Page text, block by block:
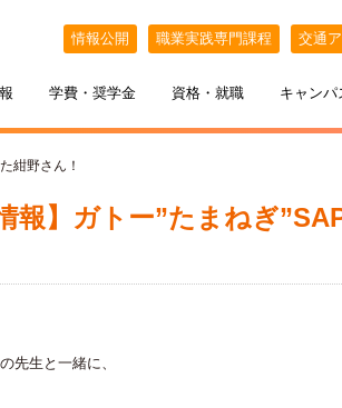
情報公開 職業実践専門課程 交通
学費・奨学金 資格・就職 キャンパ
紺野さん！
情報】ガトー”たまねぎ
先生と一緒に、